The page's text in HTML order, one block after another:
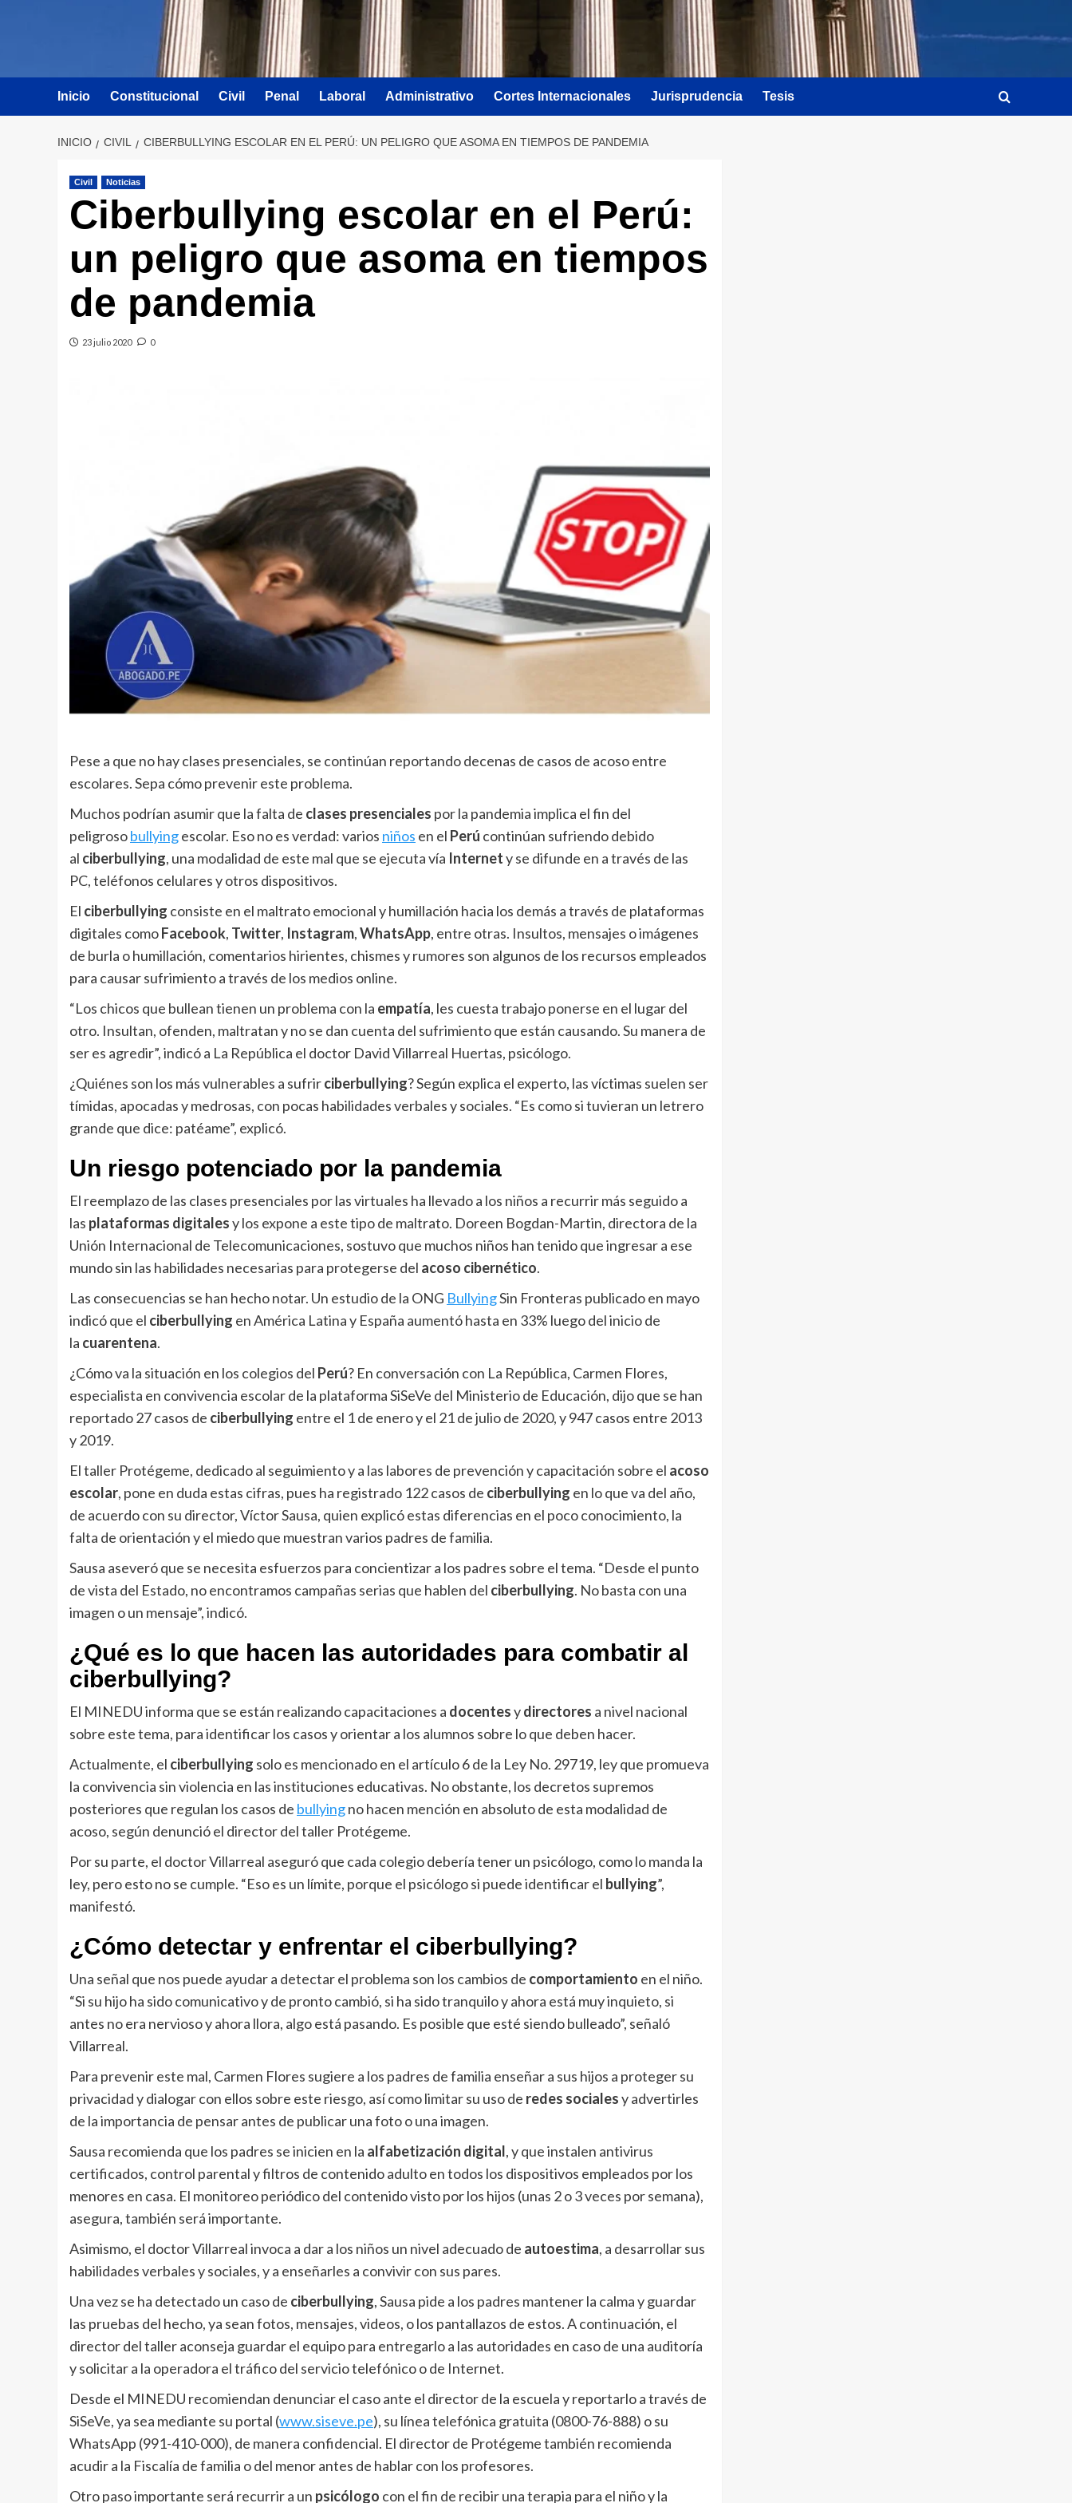
Inicio Constitucional Civil Penal Laboral Administrativo Cortes Internacionales Jurisprudencia Tesis
INICIO CIVIL CIBERBULLYING ESCOLAR EN EL PERÚ: UN PELIGRO QUE ASOMA EN TIEMPOS DE PANDEMIA
Civil Noticias
Ciberbullying escolar en el Perú:
un peligro que asoma en tiempos
de pandemia
23 julio 2020 0
Pese a que no hay clases presenciales, se continúan reportando decenas de casos de acoso entre
escolares. Sepa cómo prevenir este problema.
Muchos podrían asumir que la falta de clases presenciales por la pandemia implica el fin del
peligrosobullyingescolar. Eso no es verdad: varios niños en el Perú continúan sufriendo debido
al ciberbullying, una modalidad de este mal que se ejecuta vía Internety se difunde en a través de las
PC, teléfonos celulares y otros dispositivos.
El ciberbullying consiste en el maltrato emocional y humillación hacia los demás a través de plataformas
digitales comoFacebook, Twitter, Instagram,WhatsApp, entre otras. Insultos, mensajes o imágenes
de burla o humillación, comentarios hirientes, chismes y rumores son algunos de los recursos empleados
para causar sufrimiento a través de los medios online.
“Los chicos que bullean tienen un problema con la empatía, les cuesta trabajo ponerse en el lugar del
otro. Insultan, ofenden, maltratan y no se dan cuenta del sufrimiento que están causando. Su manera de
ser es agredir”, indicó a La República el doctor David Villarreal Huertas, psicólogo.
¿Quiénes son los más vulnerables a sufrirciberbullying? Según explica el experto, las víctimas suelen ser
tímidas, apocadas y medrosas, con pocas habilidades verbales y sociales. “Es como si tuvieran un letrero
grande que dice: patéame”, explicó.
Un riesgo potenciado por la pandemia
El reemplazo de las clases presenciales por las virtuales ha llevado a los niños a recurrir más seguido a
las plataformas digitalesy los expone a este tipo de maltrato. Doreen Bogdan-Martin, directora de la
Unión Internacional de Telecomunicaciones, sostuvo que muchos niños han tenido que ingresar a ese
mundo sin las habilidades necesarias para protegerse del acoso cibernético.
Las consecuencias se han hecho notar. Un estudio de la ONG BullyingSin Fronteras publicado en mayo
indicó que el ciberbullying en América Latina y España aumentó hasta en 33% luego del inicio de
la cuarentena.
¿Cómo va la situación en los colegios del Perú? En conversación con La República, Carmen Flores,
especialista en convivencia escolar de la plataforma SiSeVe del Ministerio de Educación, dijo que se han
reportado 27 casos de ciberbullying entre el 1 de enero y el 21 de julio de 2020, y 947 casos entre 2013
y 2019.
El taller Protégeme, dedicado al seguimiento y a las labores de prevención y capacitación sobre el acoso
escolar, pone en duda estas cifras, pues ha registrado 122 casos de ciberbullying en lo que va del año,
de acuerdo con su director, Víctor Sausa, quien explicó estas diferencias en el poco conocimiento, la
falta de orientación y el miedo que muestran varios padres de familia.
Sausa aseveró que se necesita esfuerzos para concientizar a los padres sobre el tema. “Desde el punto
de vista del Estado, no encontramos campañas serias que hablen del ciberbullying. No basta con una
imagen o un mensaje”, indicó.
¿Qué es lo que hacen las autoridades para combatir al
ciberbullying?
El MINEDU informa que se están realizando capacitaciones a docentesydirectores a nivel nacional
sobre este tema, para identificar los casos y orientar a los alumnos sobre lo que deben hacer.
Actualmente, el ciberbullying solo es mencionado en el artículo 6 de la Ley No. 29719, ley que promueva
la convivencia sin violencia en las instituciones educativas. No obstante, los decretos supremos
posteriores que regulan los casos de bullyingno hacen mención en absoluto de esta modalidad de
acoso, según denunció el director del taller Protégeme.
Por su parte, el doctor Villarreal aseguró que cada colegio debería tener un psicólogo, como lo manda la
ley, pero esto no se cumple. “Eso es un límite, porque el psicólogo si puede identificar el bullying”,
manifestó.
¿Cómo detectar y enfrentar el ciberbullying?
Una señal que nos puede ayudar a detectar el problema son los cambios de comportamiento en el niño.
“Si su hijo ha sido comunicativo y de pronto cambió, si ha sido tranquilo y ahora está muy inquieto, si
antes no era nervioso y ahora llora, algo está pasando. Es posible que esté siendo bulleado”, señaló
Villarreal.
Para prevenir este mal, Carmen Flores sugiere a los padres de familia enseñar a sus hijos a proteger su
privacidad y dialogar con ellos sobre este riesgo, así como limitar su uso de redes socialesy advertirles
de la importancia de pensar antes de publicar una foto o una imagen.
Sausa recomienda que los padres se inicien en la alfabetización digital, y que instalen antivirus
certificados, control parental y filtros de contenido adulto en todos los dispositivos empleados por los
menores en casa. El monitoreo periódico del contenido visto por los hijos (unas 2 o 3 veces por semana),
asegura, también será importante.
Asimismo, el doctor Villarreal invoca a dar a los niños un nivel adecuado de autoestima, a desarrollar sus
habilidades verbales y sociales, y a enseñarles a convivir con sus pares.
Una vez se ha detectado un caso de ciberbullying, Sausa pide a los padres mantener la calma y guardar
las pruebas del hecho, ya sean fotos, mensajes, videos, o los pantallazos de estos. A continuación, el
director del taller aconseja guardar el equipo para entregarlo a las autoridades en caso de una auditoría
y solicitar a la operadora el tráfico del servicio telefónico o de Internet.
Desde el MINEDU recomiendan denunciar el caso ante el director de la escuela y reportarlo a través de
SiSeVe, ya sea mediante su portal (www.siseve.pe), su línea telefónica gratuita (0800-76-888) o su
WhatsApp (991-410-000), de manera confidencial. El director de Protégeme también recomienda
acudir a la Fiscalía de familia o del menor antes de hablar con los profesores.
Otro paso importante será recurrir a un psicólogo con el fin de recibir una terapia para el niño y la